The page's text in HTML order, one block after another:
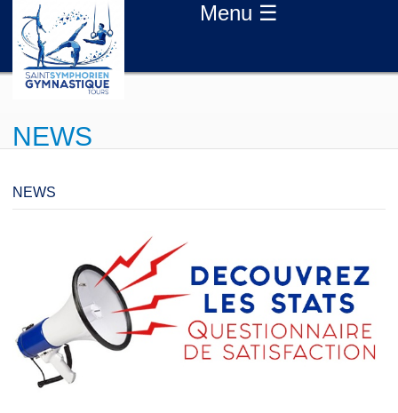
Aller au contenu principal Menu ☰
NEWS
NEWS